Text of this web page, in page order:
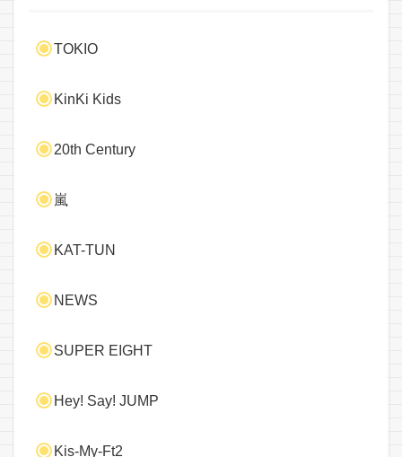
TOKIO
KinKi Kids
20th Century
嵐
KAT-TUN
NEWS
SUPER EIGHT
Hey! Say! JUMP
Kis-My-Ft2